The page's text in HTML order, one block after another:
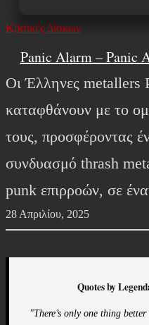
Κριτικές Δίσκων
Panic Alarm – Panic
Οι Έλληνες metallers
καταφθάνουν με το
τους, προσφέροντας
συνδυασμό thrash
punk επιρροών, σε
28 Απριλίου, 2025
Quotes by
"There’s only one thing